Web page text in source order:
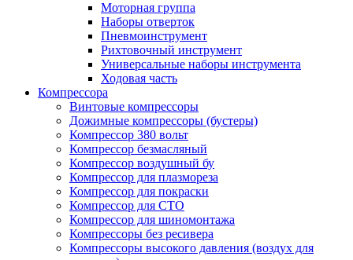
Моторная группа
Наборы отверток
Пневмоинструмент
Рихтовочный инструмент
Универсальные наборы инструмента
Ходовая часть
Компрессора
Винтовые компрессоры
Дожимные компрессоры (бустеры)
Компрессор 380 вольт
Компрессор безмасляный
Компрессор воздушный бу
Компрессор для плазмореза
Компрессор для покраски
Компрессор для СТО
Компрессор для шиномонтажа
Компрессоры без ресивера
Компрессоры высокого давления (воздух для